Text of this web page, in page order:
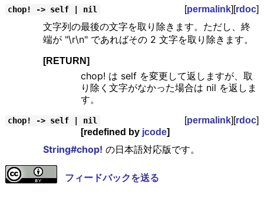
chop! -> self | nil [permalink][rdoc]
文字列の最後の文字を取り除きます。ただし、終
端が "\r\n" であればその 2 文字を取り除きます。
[RETURN]
chop! は self を変更して返しますが、取
り除く文字がなかった場合は nil を返しま
す。
chop! -> self | nil [permalink][rdoc]
[redefined by jcode]
String#chop! の日本語対応版です。
フィードバックを送る